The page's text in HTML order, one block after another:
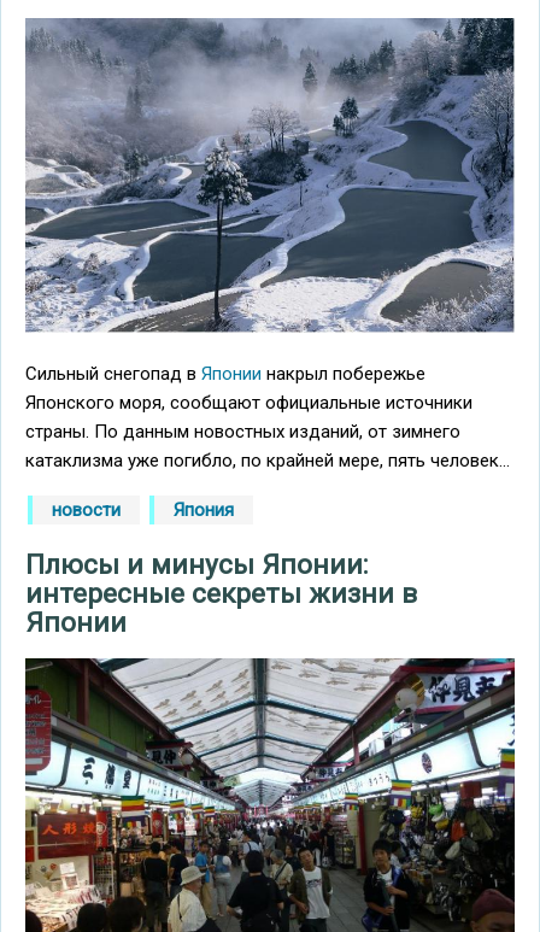
Сильный снегопад в Японии накрыл побережье
Японского моря, сообщают официальные источники
страны. По данным новостных изданий, от зимнего
катаклизма уже погибло, по крайней мере, пять человек...
новости Япония
Плюсы и минусы Японии:
интересные секреты жизни в
Японии